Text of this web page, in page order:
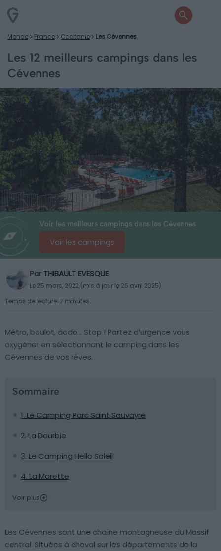
Monde France Occitanie Les Cévennes
Les 12 meilleurs campings dans les
Cévennes
Voir les meilleurs campings dans les Cévennes
Voir les campings
Par THIBAULT EVESQUE
Le 25 mars, 2022 (mis à jour le 26 avril 2025)
Temps de lecture: 7 minutes
Métro, boulot, dodo… Stop ! Partez d’urgence vous
oxygéner en sélectionnant le camping dans les
Cévennes de vos rêves.
Sommaire
1. Le Camping Parc Saint Sauvayre
2. La Dourbie
3. Le Camping Hello Soleil
4. La Marette
Voir plus
Les Cévennes sont une chaîne montagneuse du Massif
central. Situées à cheval sur les départements de la